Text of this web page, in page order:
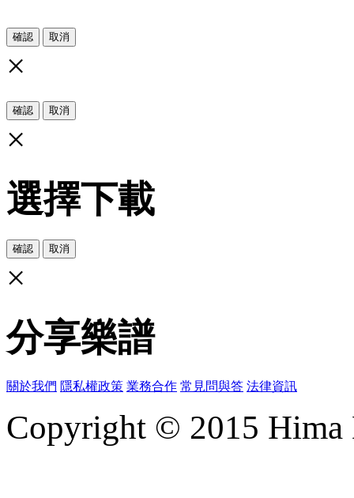
確認 取消
×
確認 取消
×
選擇下載
確認 取消
×
分享樂譜
關於我們 隱私權政策 業務合作 常見問與答 法律資訊
Copyright © 2015 Hima